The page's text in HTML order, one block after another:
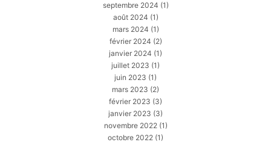
septembre 2024 (1)
août 2024 (1)
mars 2024 (1)
février 2024 (2)
janvier 2024 (1)
juillet 2023 (1)
juin 2023 (1)
mars 2023 (2)
février 2023 (3)
janvier 2023 (3)
novembre 2022(1)
octobre 2022 (1)